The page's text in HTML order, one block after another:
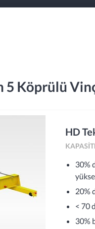
5 Köprülü
HD
30%
20%
< 70
30%